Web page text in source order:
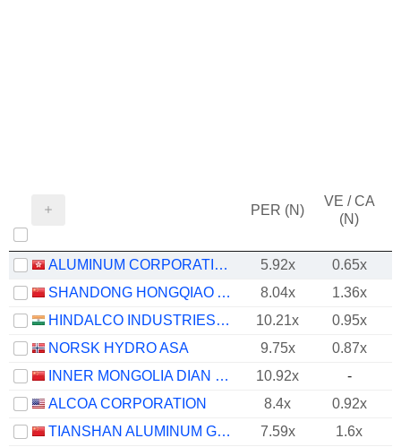
PER (N)
VE / CA
(N)
ALUMINUM CORPORATION OF CHINA LIMITED 5.92x
0.65x
SHANDONG HONGQIAO ALUMINUM INDUSTRY HOLDING COMPANY LIMITED
8.04x
1.36x
HINDALCO INDUSTRIES LIMITED
10.21x
0.95x
NORSK HYDRO ASA
9.75x
0.87x
INNER MONGOLIA DIAN TOU ENERGY CORPORATION LIMITED
10.92x
-
ALCOA CORPORATION
8.4x
0.92x
TIANSHAN ALUMINUM GROUP CO.,LTD
7.59x
1.6x